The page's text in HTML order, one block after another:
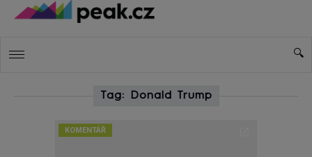
Tag: Donald Trump
KOMENTÁŘ